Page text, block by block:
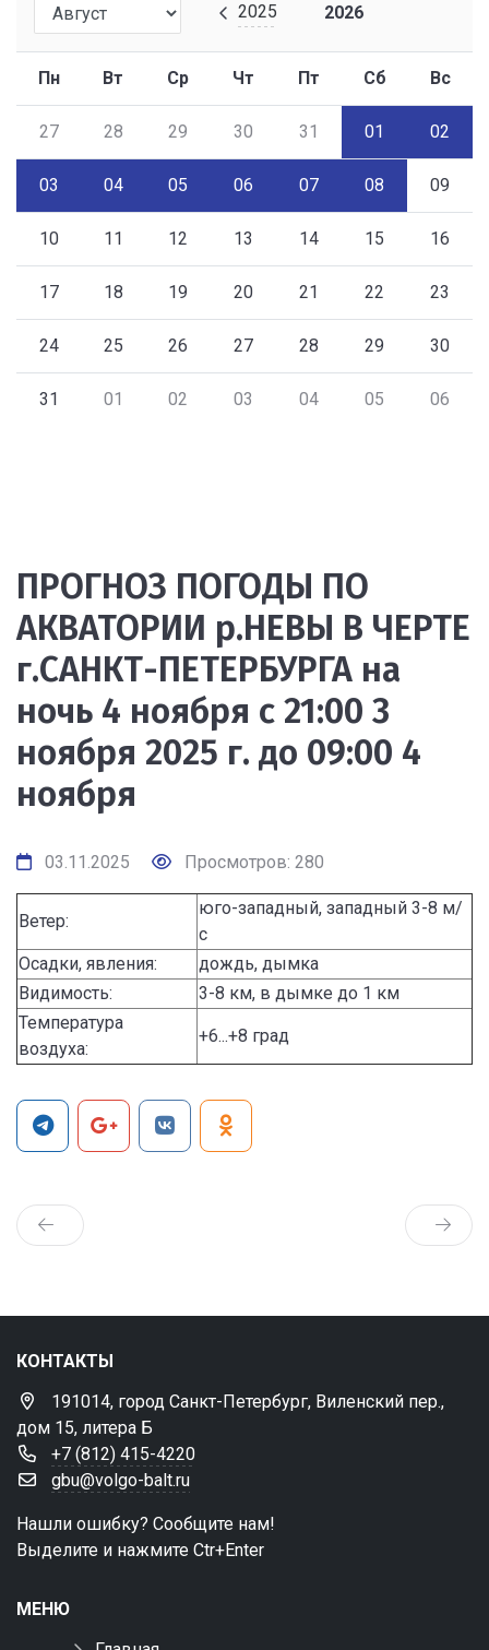
2025 2026
Пн Вт Ср Чт Пт Сб Вс
27 28 29 30 31 01 02
03 04 05 06 07 08 09
10 11 12 13 14 15 16
17 18 19 20 21 22 23
24 25 26 27 28 29 30
31 01 02 03 04 05 06
ПРОГНОЗ ПОГОДЫ ПО
АКВАТОРИИ р.НЕВЫ В ЧЕРТЕ
г.САНКТ-ПЕТЕРБУРГА на
ночь 4 ноября с 21:00 3
ноября 2025 г. до 09:00 4
ноября
03.11.2025 Просмотров: 280
Ветер:
юго-западный, западный 3-8 м/
с
Осадки, явления:
дождь, дымка
Видимость:
3-8 км, в дымке до 1 км
Температура
воздуха:
+6...+8 град
КОНТАКТЫ
191014, город Санкт-Петербург, Виленский пер.,
дом 15, литера Б
+7 (812) 415-4220
gbu@volgo-balt.ru
Нашли ошибку? Сообщите нам!
Выделите и нажмите Ctr+Enter
МЕНЮ